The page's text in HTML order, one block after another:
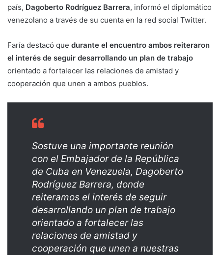
país, Dagoberto Rodríguez Barrera, informó el diplomático
venezolano a través de su cuenta en la red social Twitter.
Faría destacó que durante el encuentro ambos reiteraron
el interés de seguir desarrollando un plan de trabajo
orientado a fortalecer las relaciones de amistad y
cooperación que unen a ambos pueblos.
Sostuve una importante reunión
con el Embajador de la República
de Cuba en Venezuela, Dagoberto
Rodríguez Barrera, donde
reiteramos el interés de seguir
desarrollando un plan de trabajo
orientado a fortalecer las
relaciones de amistad y
cooperación que unen a nuestras